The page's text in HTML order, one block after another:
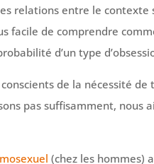
relations entre le
facile de comprendre
d’un type
de la nécessité
pas suffisamment,
(chez les hommes)